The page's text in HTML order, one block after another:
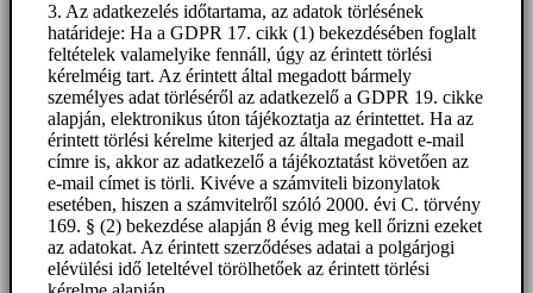
3. Az adatkezelés időtartama, az adatok törlésének
határideje: Ha a GDPR 17. cikk (1) bekezdésében foglalt
feltételek valamelyike fennáll, úgy az érintett törlési
kérelméig tart. Az érintett által megadott bármely
személyes adat törléséről az adatkezelő a GDPR 19. cikke
alapján, elektronikus úton tájékoztatja az érintettet. Ha az
érintett törlési kérelme kiterjed az általa megadott e-mail
címre is, akkor az adatkezelő a tájékoztatást követően az
e-mail címet is törli. Kivéve a számviteli bizonylatok
esetében, hiszen a számvitelről szóló 2000. évi C. törvény
169. § (2) bekezdése alapján 8 évig meg kell őrizni ezeket
az adatokat. Az érintett szerződéses adatai a polgárjogi
elévülési idő leteltével törölhetőek az érintett törlési